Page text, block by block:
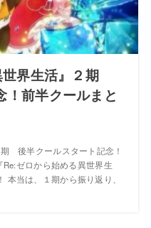
世界生活』２期
！前半クールまと
後半クールスタート記念！
ゼロから始める異世界生
当は、１期から振り返り、